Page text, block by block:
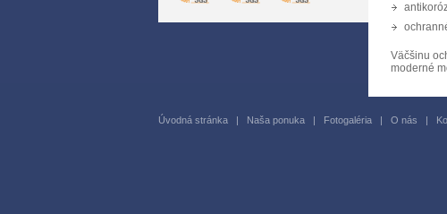
Väčšinu
moderné
Úvodná stránka | Naša ponuka | Fotogaléria | O nás |